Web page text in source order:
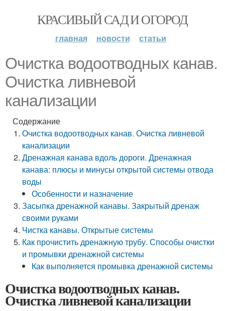
КРАСИВЫЙ САД И ОГОРОД
главная новости статьи
Очистка водоотводных канав.
Очистка ливневой
канализации
Содержание
Очистка водоотводных канав. Очистка ливневой
канализации
Дренажная канава вдоль дороги. Дренажная
канава: плюсы и минусы открытой системы отвода
воды
Особенности и назначение
Засыпка дренажной канавы. Закрытый дренаж
своими руками
Чистка канавы. Открытые системы
Как прочистить дренажную трубу. Способы очистки
и промывки дренажной системы
Как выполняется промывка дренажной системы
Очистка водоотводных канав.
Очистка ливневой канализации